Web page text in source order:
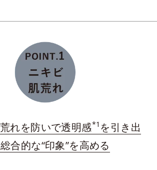
したイオニックコラーゲン
液（魚起源）＝保湿成分
クトパウダーが肌上に均一に整列。長時
保持し、余分な皮脂を吸着し、テカリを
れを防いで透明感*1 を引き出
合的な“印象”を高める